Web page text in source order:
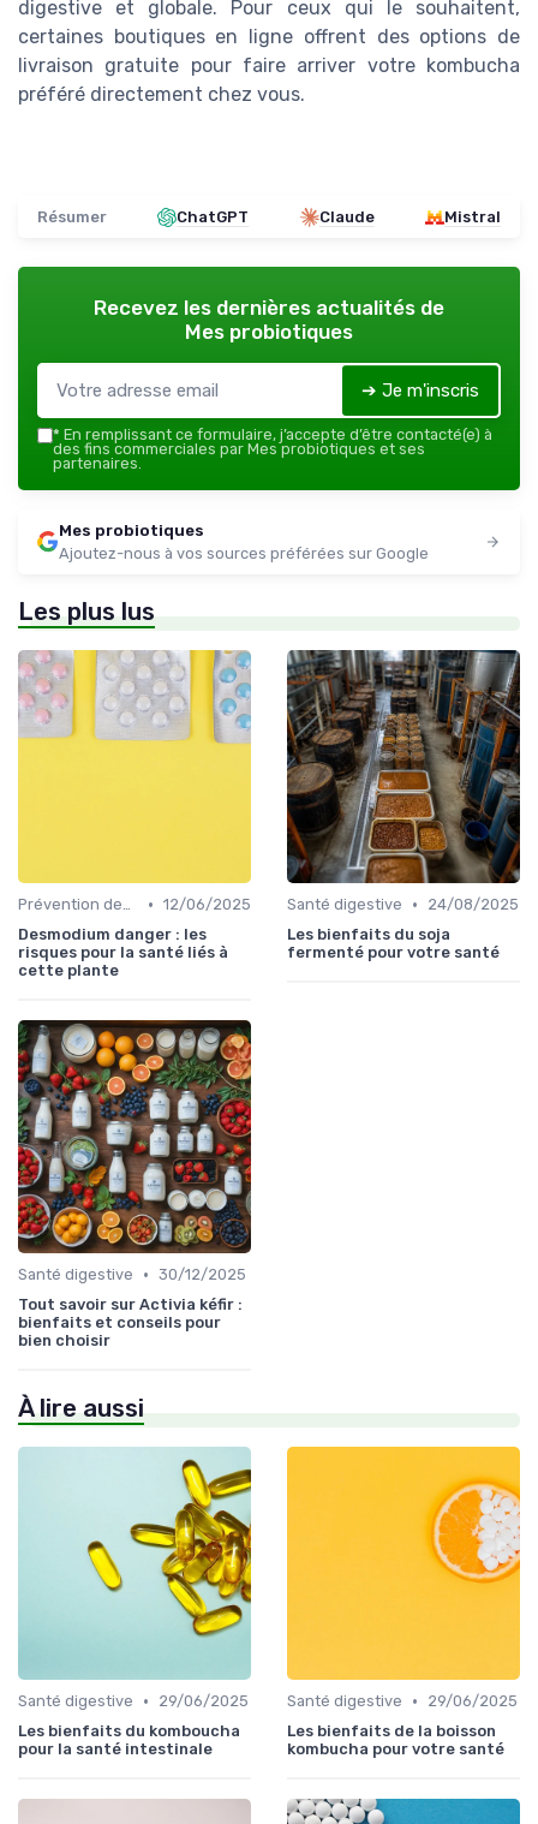
digestive et globale. Pour ceux qui le souhaitent,
certaines boutiques en ligne offrent des options de
livraison gratuite pour faire arriver votre kombucha
préféré directement chez vous.
Résumer ChatGPT Claude Mistral
Recevez les dernières actualités de
Mes probiotiques
➔ Je m'inscris
* En remplissant ce formulaire, j’accepte d’être contacté(e) à
des fins commerciales par Mes probiotiques et ses
partenaires.
Mes probiotiques
Ajoutez-nous à vos sources préférées sur Google
Les plus lus
Prévention des maladies • 12/06/2025
Desmodium danger : les
risques pour la santé liés à
cette plante
Santé digestive •
24/08/2025
Les bienfaits du soja
fermenté pour votre santé
Santé digestive • 30/12/2025
Tout savoir sur Activia kéfir :
bienfaits et conseils pour
bien choisir
À lire aussi
Santé digestive •
29/06/2025
Les bienfaits du komboucha
pour la santé intestinale
Santé digestive •
29/06/2025
Les bienfaits de la boisson
kombucha pour votre santé